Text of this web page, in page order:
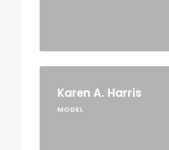
Karen A. Harris
MODEL